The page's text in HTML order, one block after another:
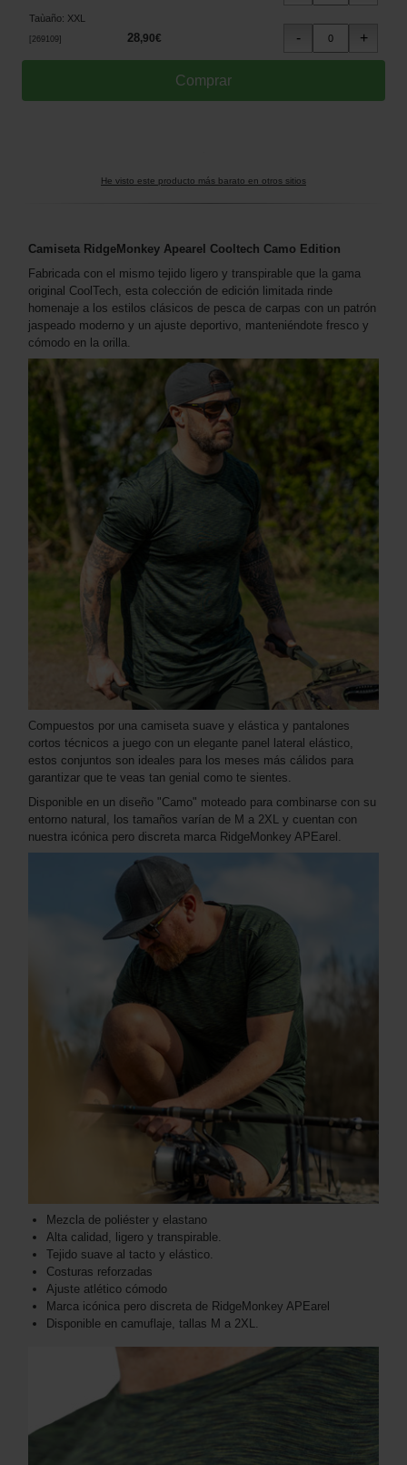
Taùaño: XXL
269109] 28,90€
He visto este producto más barato en otros sitios
Camiseta RidgeMonkey Apearel Cooltech Camo Edition
Fabricada con el mismo tejido ligero y transpirable que la gama
original CoolTech, esta colección de edición limitada rinde
homenaje a los estilos clásicos de pesca de carpas con un patrón
jaspeado moderno y un ajuste deportivo, manteniéndote fresco y
cómodo en la orilla.
Compuestos por una camiseta suave y elástica y pantalones
cortos técnicos a juego con un elegante panel lateral elástico,
estos conjuntos son ideales para los meses más cálidos para
garantizar que te veas tan genial como te sientes.
Disponible en un diseño "Camo" moteado para combinarse con su
entorno natural, los tamaños varían de M a 2XL y cuentan con
nuestra icónica pero discreta marca RidgeMonkey APEarel.
Mezcla de poliéster y elastano
Alta calidad, ligero y transpirable.
Tejido suave al tacto y elástico.
Costuras reforzadas
Ajuste atlético cómodo
Marca icónica pero discreta de RidgeMonkey APEarel
Disponible en camuflaje, tallas M a 2XL.